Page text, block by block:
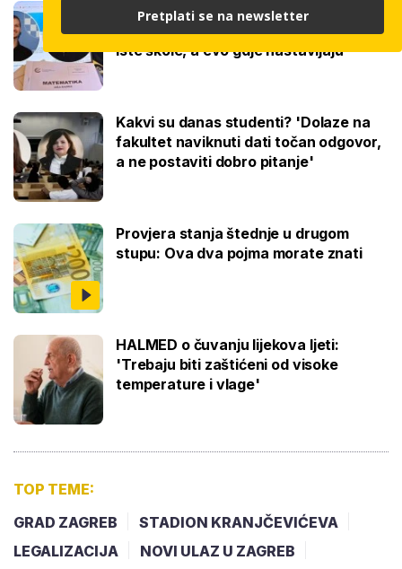
Na maturi ostvarili 100 posto iz
potpuno različitih predmeta: Stižu iz
iste škole, a evo gdje nastavljaju
Kakvi su danas studenti? 'Dolaze na
fakultet naviknuti dati točan odgovor,
a ne postaviti dobro pitanje'
Provjera stanja štednje u drugom
stupu: Ova dva pojma morate znati
HALMED o čuvanju lijekova ljeti:
'Trebaju biti zaštićeni od visoke
temperature i vlage'
TOP TEME:
GRAD ZAGREB
STADION KRANJČEVIĆEVA
LEGALIZACIJA
NOVI ULAZ U ZAGREB
Pretplati se na newsletter